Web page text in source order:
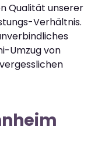
Qualität unserer
Verhältnis.
Umzug von